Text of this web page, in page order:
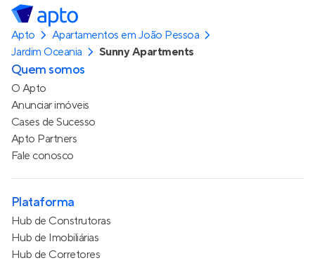
Apto
Apartamentos em João Pessoa
Jardim Oceania
Sunny Apartments
Quem somos
O Apto
Anunciar imóveis
Cases de Sucesso
Apto Partners
Fale conosco
Plataforma
Hub de Construtoras
Hub de Imobiliárias
Hub de Corretores